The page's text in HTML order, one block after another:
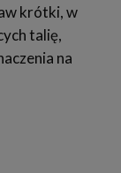
krótki, w
talię,
na